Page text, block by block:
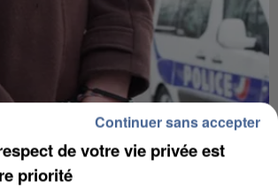
de votre vie privée est
priorité
Continuer sans accepter